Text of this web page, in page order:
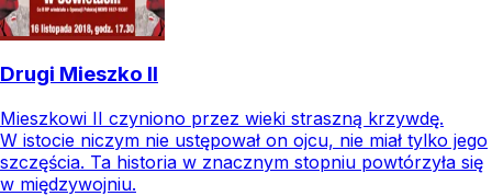
Drugi Mieszko II
Mieszkowi II czyniono przez wieki straszną krzywdę.
W istocie niczym nie ustępował on ojcu, nie miał tylko jego
szczęścia. Ta historia w znacznym stopniu powtórzyła się
w międzywojniu.